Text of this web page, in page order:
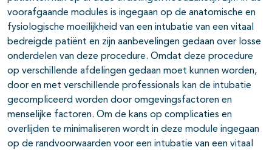
voorafgaande modules is ingegaan op de anatomische en
fysiologische moeilijkheid van een intubatie van een vitaal
bedreigde patiënt en zijn aanbevelingen gedaan over losse
onderdelen van deze procedure. Omdat deze procedure
op verschillende afdelingen gedaan moet kunnen worden,
door en met verschillende professionals kan de intubatie
gecompliceerd worden door omgevingsfactoren en
menselijke factoren. Om de kans op complicaties en
overlijden te minimaliseren wordt in deze module ingegaan
op de randvoorwaarden voor een intubatie van een vitaal